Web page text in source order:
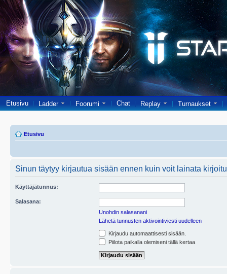
Etusivu Ladder Foorumi Chat Replay Turnaukset
Etusivu
Sinun täytyy kirjautua sisään ennen kuin voit lainata
Käyttäjätunnus:
Salasana:
Unohdin salasanani
Lähetä tunnusten aktivointiviesti uudelleen
Kirjaudu automaattisesti sisään.
Piilota paikalla olemiseni tällä kertaa